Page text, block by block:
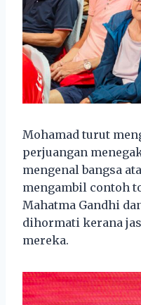
Mohamad turut
perjuangan
mengenal bangsa
mengambil contoh
Mahatma Gandhi
dihormati kerana
mereka.